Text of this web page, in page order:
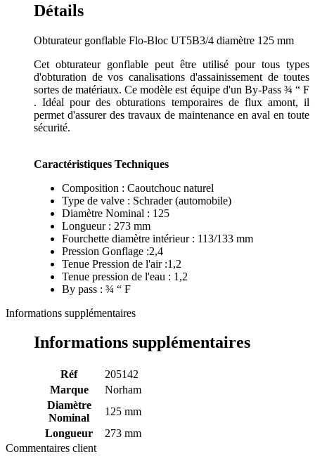
Détails
Obturateur gonflable Flo-Bloc UT5B3/4 diamètre 125 mm
Cet obturateur gonflable peut être utilisé pour tous types
d'obturation de vos canalisations d'assainissement de toutes
sortes de matériaux. Ce modèle est équipe d'un By-Pass ¾ “ F
. Idéal pour des obturations temporaires de flux amont, il
permet d'assurer des travaux de maintenance en aval en toute
sécurité.
Caractéristiques Techniques
Composition : Caoutchouc naturel
Type de valve : Schrader (automobile)
Diamètre Nominal : 125
Longueur : 273 mm
Fourchette diamètre intérieur : 113/133 mm
Pression Gonflage :2,4
Tenue Pression de l'air :1,2
Tenue pression de l'eau : 1,2
By pass : ¾ “ F
Informations supplémentaires
Informations supplémentaires
Réf
205142
Marque
Norham
Diamètre
Nominal
125 mm
Longueur
273 mm
Commentaires client